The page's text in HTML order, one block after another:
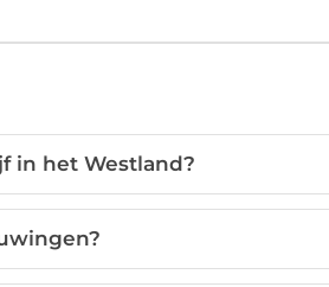
in het Westland?